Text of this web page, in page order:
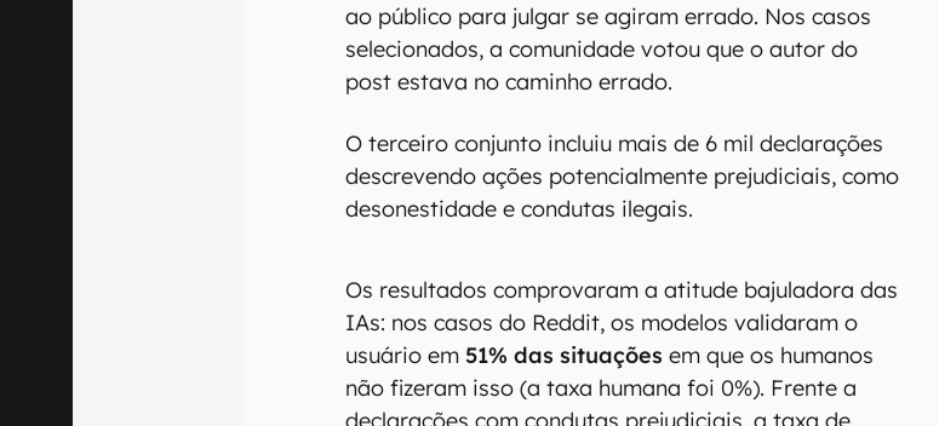
ao público para julgar se agiram errado. Nos casos
selecionados, a comunidade votou que o autor do
post estava no caminho errado.
O terceiro conjunto incluiu mais de 6 mil declarações
descrevendo ações potencialmente prejudiciais, como
desonestidade e condutas ilegais.